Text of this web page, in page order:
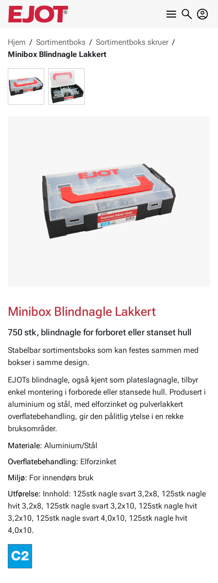
Hjem / Sortimentboks / Sortimentboks skruer /
Minibox Blindnagle Lakkert
Minibox Blindnagle Lakkert
750 stk, blindnagle for forboret eller stanset hull
Stabelbar sortimentsboks som kan festes sammen med
bokser i samme design.
EJOTs blindnagle, også kjent som plateslagnagle, tilbyr
enkel montering i forborede eller stansede hull. Produsert i
aluminium og stål, med elforzinket og pulverlakkert
overflatebehandling, gir den pålitlig ytelse i en rekke
bruksområder.
Materiale: Aluminium/Stål
Overflatebehandling: Elforzinket
Miljø: For innendørs bruk
Utførelse: Innhold: 125stk nagle svart 3,2x8, 125stk nagle
hvit 3,2x8, 125stk nagle svart 3,2x10, 125stk nagle hvit
3,2x10, 125stk nagle svart 4,0x10, 125stk nagle hvit
4,0x10.